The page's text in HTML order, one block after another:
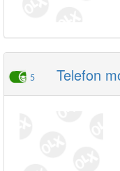
5 Telefon